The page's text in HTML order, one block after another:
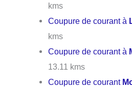
kms
Coupure de courant à
kms
Coupure de courant à
13.11 kms
Coupure de courant